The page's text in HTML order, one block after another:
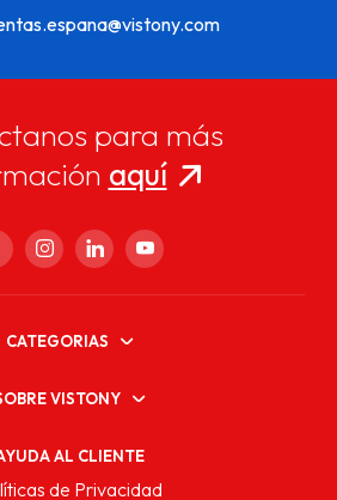
para más
aquí
CATEGORIAS
VISTONY
AL CLIENTE
de Privacidad